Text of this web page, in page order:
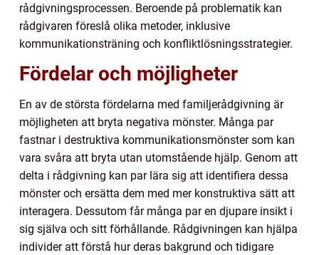
rådgivningsprocessen. Beroende på problematik kan
rådgivaren föreslå olika metoder, inklusive
kommunikationsträning och konfliktlösningsstrategier.
Fördelar och möjligheter
En av de största fördelarna med familjerådgivning är
möjligheten att bryta negativa mönster. Många par
fastnar i destruktiva kommunikationsmönster som kan
vara svåra att bryta utan utomstående hjälp. Genom att
delta i rådgivning kan par lära sig att identifiera dessa
mönster och ersätta dem med mer konstruktiva sätt att
interagera. Dessutom får många par en djupare insikt i
sig själva och sitt förhållande. Rådgivningen kan hjälpa
individer att förstå hur deras bakgrund och tidigare